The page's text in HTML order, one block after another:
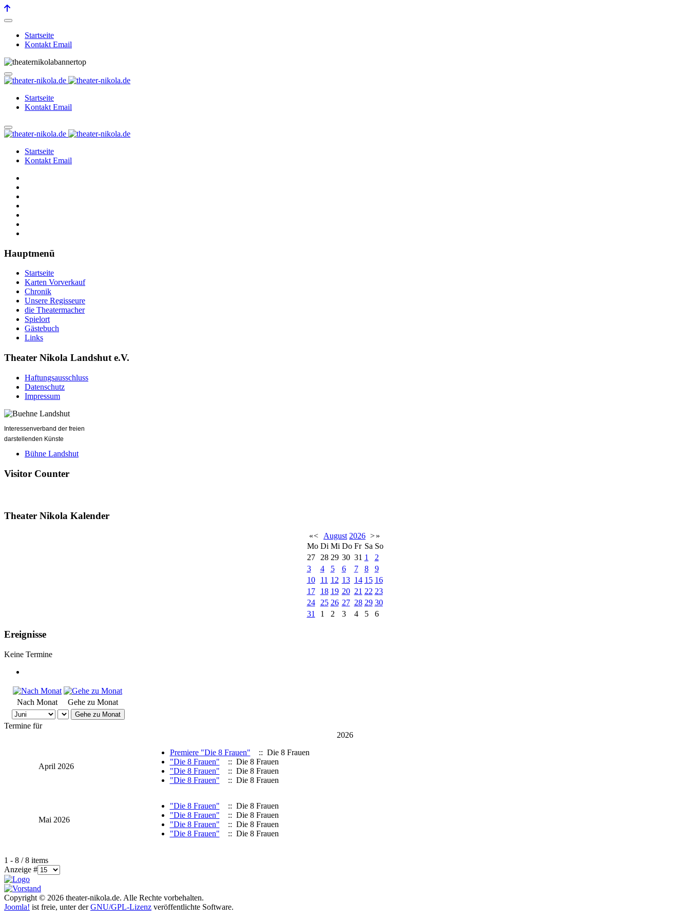
Startseite
Kontakt Email
Startseite
Kontakt Email
Startseite
Kontakt Email
Hauptmenü
Startseite
Karten Vorverkauf
Chronik
Unsere Regisseure
die Theatermacher
Spielort
Gästebuch
Links
Theater Nikola Landshut e.V.
Haftungsausschluss
Datenschutz
Impressum
Interessenverband der freien
darstellenden Künste
Bühne Landshut
Visitor Counter
Theater Nikola Kalender
«< August 2026 >»
Mo Di Mi Do Fr Sa So
27
28 29 30 31 1
2
3
4 5 6 7 8
9
10
11 12 13 14 15 16
17
18 19 20 21 22 23
24
25 26 27 28 29 30
31
1 2 3 4 5 6
Ereignisse
Keine Termine
Nach Monat Gehe zu Monat
Gehe zu Monat
Termine für
2026
April 2026
Premiere "Die 8 Frauen"
:: Die 8 Frauen
"Die 8 Frauen"
:: Die 8 Frauen
"Die 8 Frauen"
:: Die 8 Frauen
"Die 8 Frauen"
:: Die 8 Frauen
Mai 2026
"Die 8 Frauen"
:: Die 8 Frauen
"Die 8 Frauen"
:: Die 8 Frauen
"Die 8 Frauen"
:: Die 8 Frauen
"Die 8 Frauen"
:: Die 8 Frauen
Limite der Paginierungsliste
1 - 8 / 8 items
Anzeige #
Copyright © 2026 theater-nikola.de. Alle Rechte vorbehalten.
Joomla! ist freie, unter derGNU/GPL-Lizenz veröffentlichte Software.